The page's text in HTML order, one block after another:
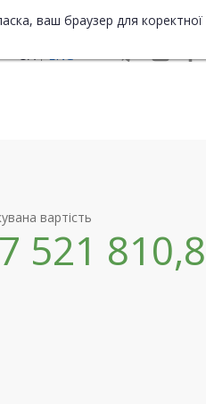
ваш браузер для
UA
ENG
вартість
521